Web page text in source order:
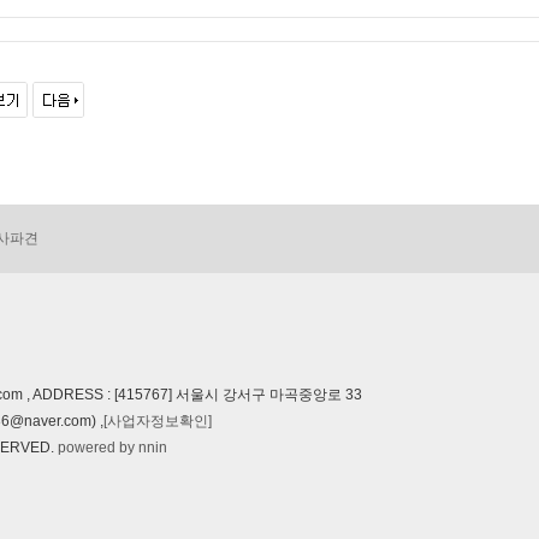
파견
, ADDRESS : [415767] 서울시 강서구 마곡중앙로 33
,[사업자정보확인]
powered by nnin